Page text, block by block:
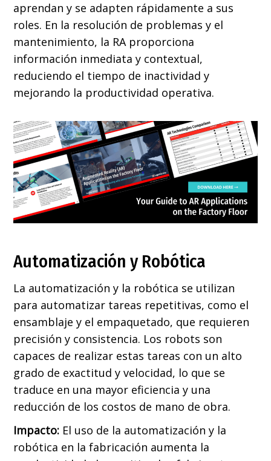
aprendan y se adapten rápidamente a sus
roles. En la resolución de problemas y el
mantenimiento, la RA proporciona
información inmediata y contextual,
reduciendo el tiempo de inactividad y
mejorando la productividad operativa.
Automatización y Robótica
La automatización y la robótica se utilizan
para automatizar tareas repetitivas, como el
ensamblaje y el empaquetado, que requieren
precisión y consistencia. Los robots son
capaces de realizar estas tareas con un alto
grado de exactitud y velocidad, lo que se
traduce en una mayor eficiencia y una
reducción de los costos de mano de obra.
Impacto:El uso de la automatización y la
robótica en la fabricación aumenta la